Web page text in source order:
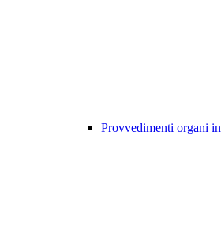
Provvedimenti organi